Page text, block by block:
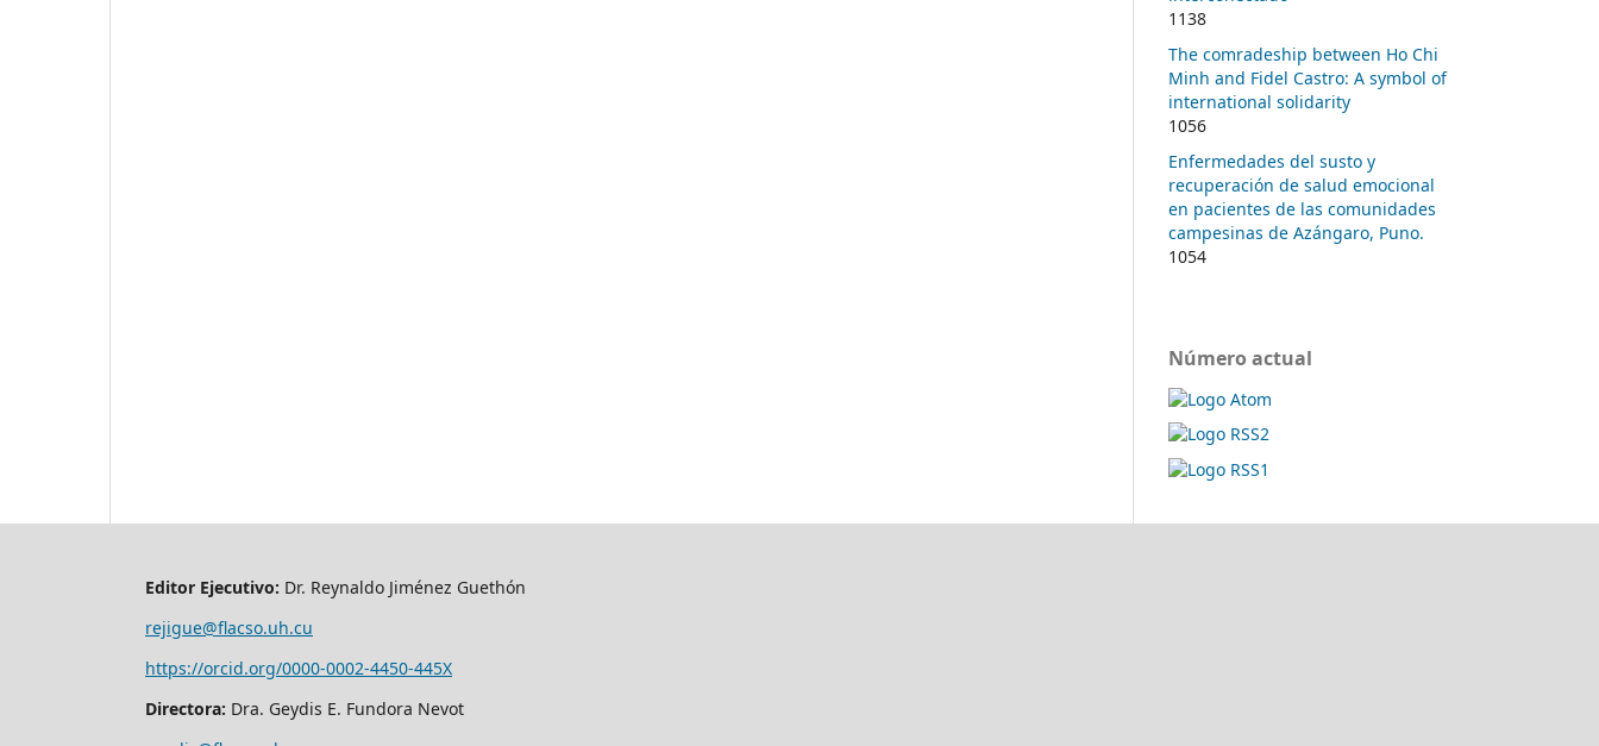
1138
The comradeship between Ho Chi
Minh and Fidel Castro: A symbol of
international solidarity
1056
Enfermedades del susto y
recuperación de salud emocional
en pacientes de las comunidades
campesinas de Azángaro, Puno.
1054
Número actual
Editor Ejecutivo: Dr. Reynaldo Jiménez Guethón
rejigue@flacso.uh.cu
https://orcid.org/0000-0002-4450-445X
Directora: Dra. Geydis E. Fundora Nevot